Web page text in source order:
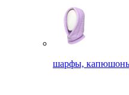
шарфы,